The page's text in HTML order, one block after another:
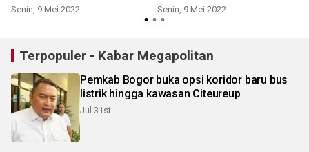
Senin, 9 Mei 2022 Senin, 9 Mei 2022
Terpopuler - Kabar Megapolitan
Pemkab Bogor buka opsi koridor baru bus
listrik hingga kawasan Citeureup
Jul 31st